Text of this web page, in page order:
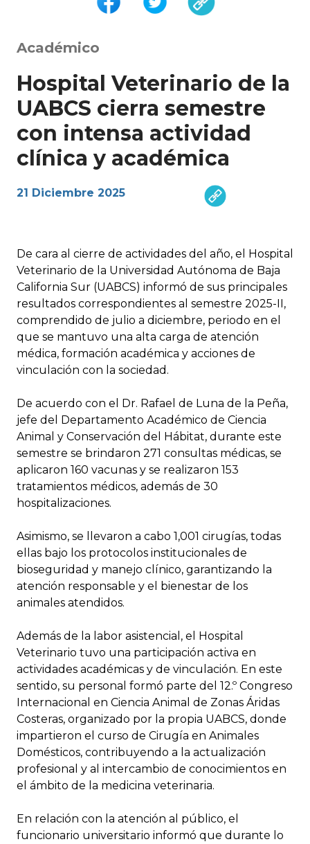
Académico
Hospital Veterinario de la
UABCS cierra semestre
con intensa actividad
clínica y académica
21 Diciembre 2025
De cara al cierre de actividades del año, el Hospital
Veterinario de la Universidad Autónoma de Baja
California Sur (UABCS) informó de sus principales
resultados correspondientes al semestre 2025-II,
comprendido de julio a diciembre, periodo en el
que se mantuvo una alta carga de atención
médica, formación académica y acciones de
vinculación con la sociedad.
De acuerdo con el Dr. Rafael de Luna de la Peña,
jefe del Departamento Académico de Ciencia
Animal y Conservación del Hábitat, durante este
semestre se brindaron 271 consultas médicas, se
aplicaron 160 vacunas y se realizaron 153
tratamientos médicos, además de 30
hospitalizaciones.
Asimismo, se llevaron a cabo 1,001 cirugías, todas
ellas bajo los protocolos institucionales de
bioseguridad y manejo clínico, garantizando la
atención responsable y el bienestar de los
animales atendidos.
Además de la labor asistencial, el Hospital
Veterinario tuvo una participación activa en
actividades académicas y de vinculación. En este
sentido, su personal formó parte del 12.º Congreso
Internacional en Ciencia Animal de Zonas Áridas
Costeras, organizado por la propia UABCS, donde
impartieron el curso de Cirugía en Animales
Domésticos, contribuyendo a la actualización
profesional y al intercambio de conocimientos en
el ámbito de la medicina veterinaria.
En relación con la atención al público, el
funcionario universitario informó que durante lo